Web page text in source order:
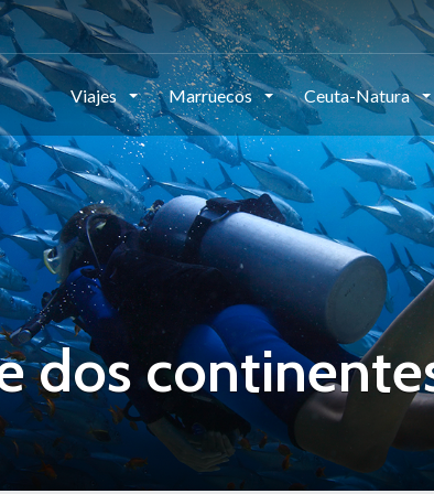
Viajes Marruecos Ceuta-Natura
dos